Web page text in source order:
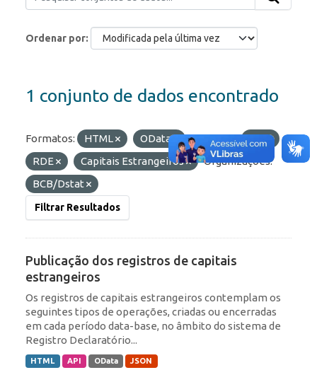
Ordenar por
1 conjunto de dados encontrado
Formatos: HTML OData Etiquetas:
IED
RDE
Capitais Estrangeiros
Organizações:
BCB/Dstat
Filtrar Resultados
Publicação dos registros de capitais
estrangeiros
Os registros de capitais estrangeiros contemplam os
seguintes tipos de operações, criadas ou encerradas
em cada período data-base, no âmbito do sistema de
Registro Declaratório...
HTML API OData JSON